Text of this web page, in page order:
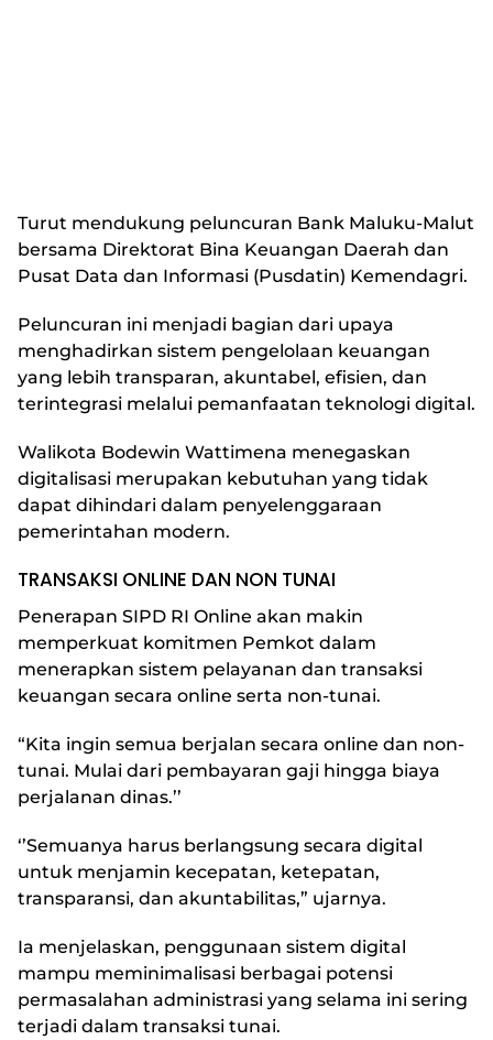
Turut mendukung peluncuran Bank Maluku-Malut
bersama Direktorat Bina Keuangan Daerah dan
Pusat Data dan Informasi (Pusdatin) Kemendagri.
Peluncuran ini menjadi bagian dari upaya
menghadirkan sistem pengelolaan keuangan
yang lebih transparan, akuntabel, efisien, dan
terintegrasi melalui pemanfaatan teknologi digital.
Walikota Bodewin Wattimena menegaskan
digitalisasi merupakan kebutuhan yang tidak
dapat dihindari dalam penyelenggaraan
pemerintahan modern.
TRANSAKSI ONLINE DAN NON TUNAI
Penerapan SIPD RI Online akan makin
memperkuat komitmen Pemkot dalam
menerapkan sistem pelayanan dan transaksi
keuangan secara online serta non-tunai.
“Kita ingin semua berjalan secara online dan non-
tunai. Mulai dari pembayaran gaji hingga biaya
perjalanan dinas.’’
‘’Semuanya harus berlangsung secara digital
untuk menjamin kecepatan, ketepatan,
transparansi, dan akuntabilitas,” ujarnya.
Ia menjelaskan, penggunaan sistem digital
mampu meminimalisasi berbagai potensi
permasalahan administrasi yang selama ini sering
terjadi dalam transaksi tunai.